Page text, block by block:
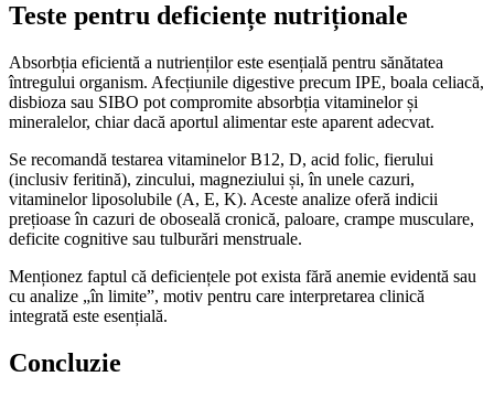
Teste pentru deficiențe nutriționale
Absorbția eficientă a nutrienților este esențială pentru sănătatea
întregului organism. Afecțiunile digestive precum IPE, boala celiacă,
disbioza sau SIBO pot compromite absorbția vitaminelor și
mineralelor, chiar dacă aportul alimentar este aparent adecvat.
Se recomandă testarea vitaminelor B12, D, acid folic, fierului
(inclusiv feritină), zincului, magneziului și, în unele cazuri,
vitaminelor liposolubile (A, E, K). Aceste analize oferă indicii
prețioase în cazuri de oboseală cronică, paloare, crampe musculare,
deficite cognitive sau tulburări menstruale.
Menționez faptul că deficiențele pot exista fără anemie evidentă sau
cu analize „în limite”, motiv pentru care interpretarea clinică
integrată este esențială.
Concluzie